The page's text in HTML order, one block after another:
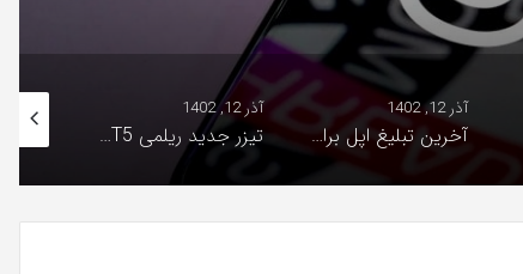
آخرین تبلیغ اپل برای آیفون 15 چند ویژگی جدید و جذاب دوربین را مشخص می کند
آذر 12, 1402 آذر 12, 1402